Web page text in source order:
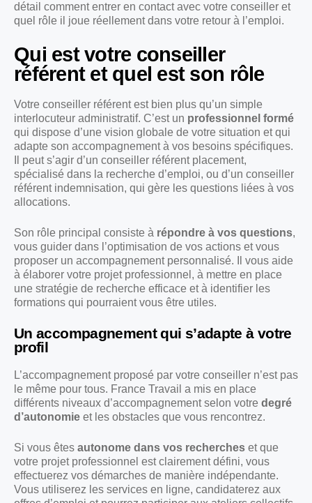
détail comment entrer en contact avec votre conseiller et
quel rôle il joue réellement dans votre retour à l’emploi.
Qui est votre conseiller
référent et quel est son rôle
Votre conseiller référent est bien plus qu’un simple
interlocuteur administratif. C’est un professionnel formé
qui dispose d’une vision globale de votre situation et qui
adapte son accompagnement à vos besoins spécifiques.
Il peut s’agir d’un conseiller référent placement,
spécialisé dans la recherche d’emploi, ou d’un conseiller
référent indemnisation, qui gère les questions liées à vos
allocations.
Son rôle principal consiste à répondre à vos questions,
vous guider dans l’optimisation de vos actions et vous
proposer un accompagnement personnalisé. Il vous aide
à élaborer votre projet professionnel, à mettre en place
une stratégie de recherche efficace et à identifier les
formations qui pourraient vous être utiles.
Un accompagnement qui s’adapte à votre
profil
L’accompagnement proposé par votre conseiller n’est pas
le même pour tous. France Travail a mis en place
différents niveaux d’accompagnement selon votre degré
d’autonomie et les obstacles que vous rencontrez.
Si vous êtes autonome dans vos recherches et que
votre projet professionnel est clairement défini, vous
effectuerez vos démarches de manière indépendante.
Vous utiliserez les services en ligne, candidaterez aux